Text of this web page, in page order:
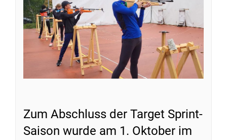
Zum Abschluss der Target Sprint-
Saison wurde am 1. Oktober im